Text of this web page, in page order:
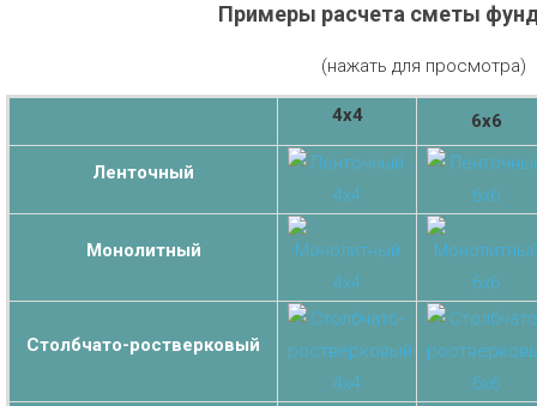
Примеры расчета сметы
(нажать для просмотра)
4х4 6х6
Ленточный
Монолитный
Столбчато-ростверковый